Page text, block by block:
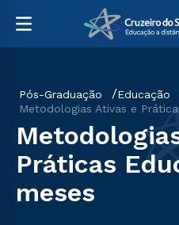
Pós-Graduação
Educação
Metodologias Ativas e
Práticas
meses